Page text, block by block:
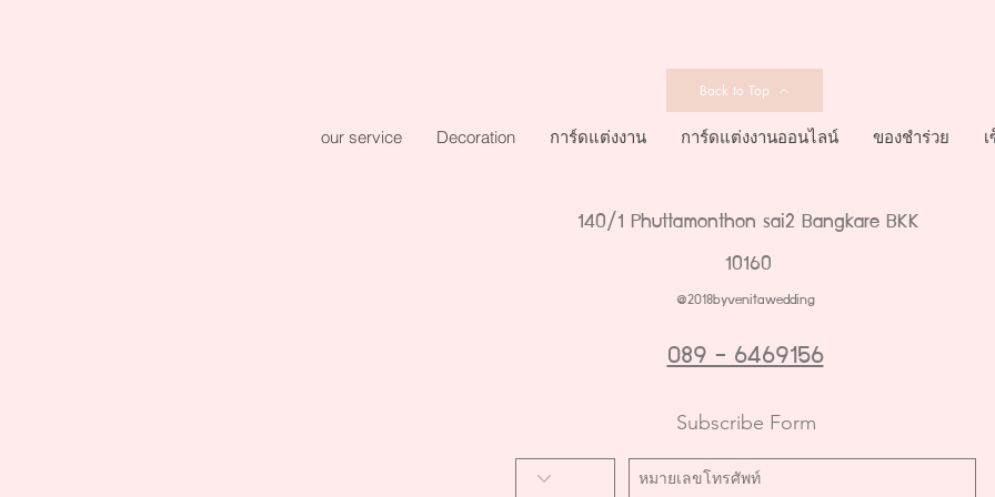
Back to Top
our service Decoration การ์ดแต่งงาน การ์ดแต่งงานออนไลน์ ของชำร่วย
140/1 Phuttamonthon sai2 Bangkare BKK
10160
@2018byvenitawedding
089 - 6469156
Subscribe Form